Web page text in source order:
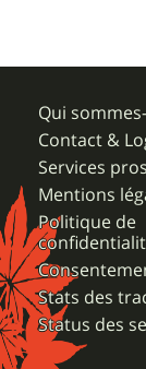
Qui
Contact &
Services pros
Mentions
Politique de
Stats des
Status des